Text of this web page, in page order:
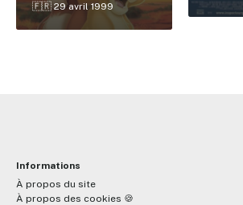
🇫🇷 29 avril 1999
Informations
À propos du site
À propos des cookies 🍪